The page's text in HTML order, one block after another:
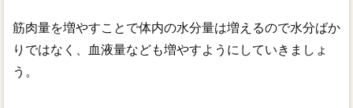
筋肉量を増やすことで体内の水分量は増えるので水分ばか
りではなく、血液量なども増やすようにしていきましょ
う。